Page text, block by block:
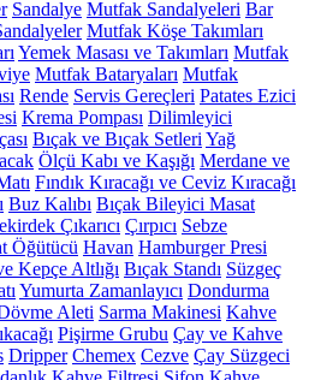
Sandalye Mutfak Sandalyeleri Bar
Mutfak Köşe Takımları
Yemek Masası ve Takımları Mutfak
Mutfak Bataryaları Mutfak
Rende Servis Gereçleri Patates Ezici
Krema Pompası Dilimleyici
Bıçak ve Bıçak Setleri Yağ
Ölçü Kabı ve Kaşığı Merdane ve
Fındık Kıracağı ve Ceviz Kıracağı
Buz Kalıbı Bıçak Bileyici Masat
Çıkarıcı Çırpıcı Sebze
Öğütücü Havan Hamburger Presi
Kepçe Altlığı Bıçak Standı Süzgeç
Yumurta Zamanlayıcı Dondurma
Aleti Sarma Makinesi Kahve
Pişirme Grubu Çay ve Kahve
Dripper Chemex Cezve Çay Süzgeci